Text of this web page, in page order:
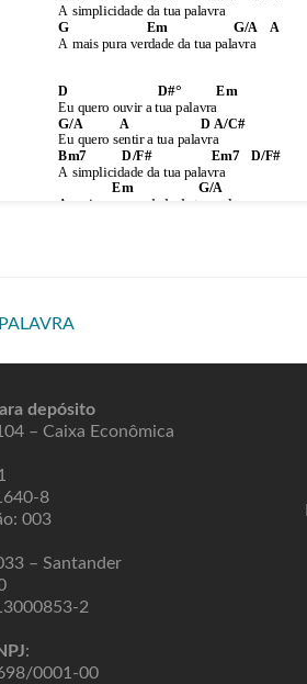
depósito
– Caixa Econômica
8
003
– Santander
2
:
0001-00